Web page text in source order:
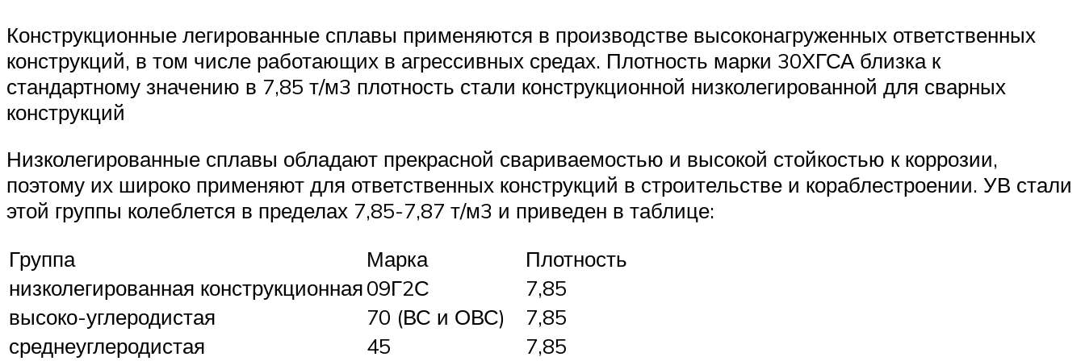
Конструкционные легированные сплавы применяются в производстве высоконагруженных ответственных
конструкций, в том числе работающих в агрессивных средах. Плотность марки 30ХГСА близка к
стандартному значению в 7,85 т/м3 плотность стали конструкционной низколегированной для сварных
конструкций
Низколегированные сплавы обладают прекрасной свариваемостью и высокой стойкостью к коррозии,
поэтому их широко применяют для ответственных конструкций в строительстве и кораблестроении. УВ стали
этой группы колеблется в пределах 7,85-7,87 т/м3 и приведен в таблице:
Группа
Марка
Плотность
низколегированная конструкционная09Г2С
7,85
высоко-углеродистая
70 (ВС и ОВС)
7,85
среднеуглеродистая
45
7,85